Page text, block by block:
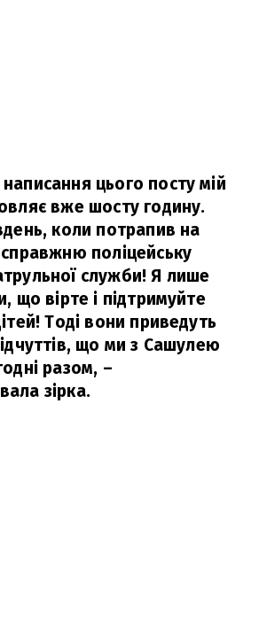
цього посту мій
вже шосту годину.
коли потрапив на
поліцейську
служби! Я лише
що вірте і підтримуйте
Тоді вони приведуть
що ми з Сашулею
разом, –
зірка.